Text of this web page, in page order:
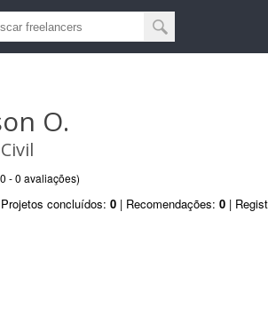
O.
- 0 avaliações)
concluídos: 0 | Recomendações: 0 |